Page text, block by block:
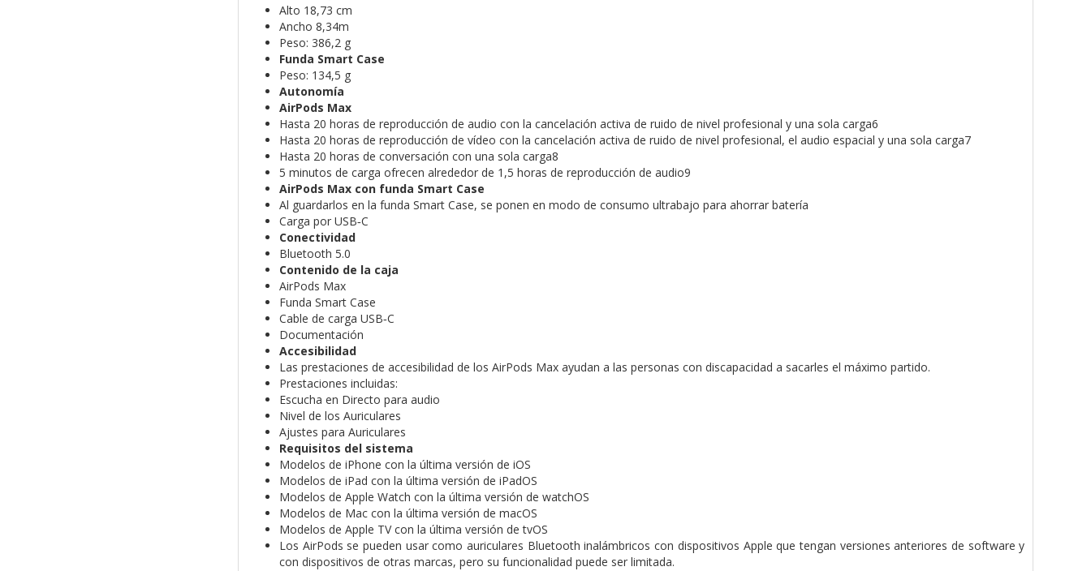
Alto 18,73 cm
Ancho 8,34m
Peso: 386,2 g
Funda Smart Case
Peso: 134,5 g
Autonomía
AirPods Max
Hasta 20 horas de reproducción de audio con la cancelación activa de ruido de nivel profesional y una sola carga6
Hasta 20 horas de reproducción de vídeo con la cancelación activa de ruido de nivel profesional, el audio espacial y una sola carga7
Hasta 20 horas de conversación con una sola carga8
5 minutos de carga ofrecen alrededor de 1,5 horas de reproducción de audio9
AirPods Max con funda Smart Case
Al guardarlos en la funda Smart Case, se ponen en modo de consumo ultrabajo para ahorrar batería
Carga por USB‑C
Conectividad
Bluetooth 5.0
Contenido de la caja
AirPods Max
Funda Smart Case
Cable de carga USB‑C
Documentación
Accesibilidad
Las prestaciones de accesibilidad de los AirPods Max ayudan a las personas con discapacidad a sacarles el máximo partido.
Prestaciones incluidas:
Escucha en Directo para audio
Nivel de los Auriculares
Ajustes para Auriculares
Requisitos del sistema
Modelos de iPhone con la última versión de iOS
Modelos de iPad con la última versión de iPadOS
Modelos de Apple Watch con la última versión de watchOS
Modelos de Mac con la última versión de macOS
Modelos de Apple TV con la última versión de tvOS
Los AirPods se pueden usar como auriculares Bluetooth inalámbricos con dispositivos Apple que tengan versiones anteriores de software y
con dispositivos de otras marcas, pero su funcionalidad puede ser limitada.